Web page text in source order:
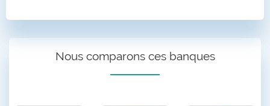
Nous comparons ces banques